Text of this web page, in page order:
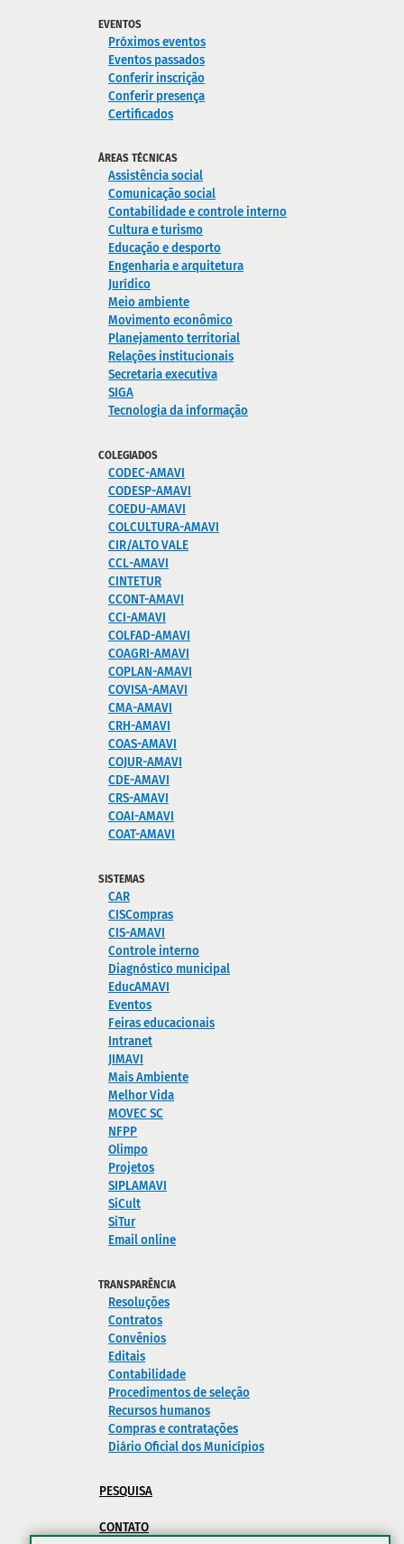
EVENTOS
Próximos eventos
Eventos passados
Conferir inscrição
Conferir presença
Certificados
ÁREAS TÉCNICAS
Assistência social
Comunicação social
Contabilidade e controle interno
Cultura e turismo
Educação e desporto
Engenharia e arquitetura
Jurídico
Meio ambiente
Movimento econômico
Planejamento territorial
Relações institucionais
Secretaria executiva
SIGA
Tecnologia da informação
COLEGIADOS
CODEC-AMAVI
CODESP-AMAVI
COEDU-AMAVI
COLCULTURA-AMAVI
CIR/ALTO VALE
CCL-AMAVI
CINTETUR
CCONT-AMAVI
CCI-AMAVI
COLFAD-AMAVI
COAGRI-AMAVI
COPLAN-AMAVI
COVISA-AMAVI
CMA-AMAVI
CRH-AMAVI
COAS-AMAVI
COJUR-AMAVI
CDE-AMAVI
CRS-AMAVI
COAI-AMAVI
COAT-AMAVI
SISTEMAS
CAR
CISCompras
CIS-AMAVI
Controle interno
Diagnóstico municipal
EducAMAVI
Eventos
Feiras educacionais
Intranet
JIMAVI
Mais Ambiente
Melhor Vida
MOVEC SC
NFPP
Olimpo
Projetos
SIPLAMAVI
SiCult
SiTur
Email online
TRANSPARÊNCIA
Resoluções
Contratos
Convênios
Editais
Contabilidade
Procedimentos de seleção
Recursos humanos
Compras e contratações
Diário Oficial dos Municípios
PESQUISA
CONTATO